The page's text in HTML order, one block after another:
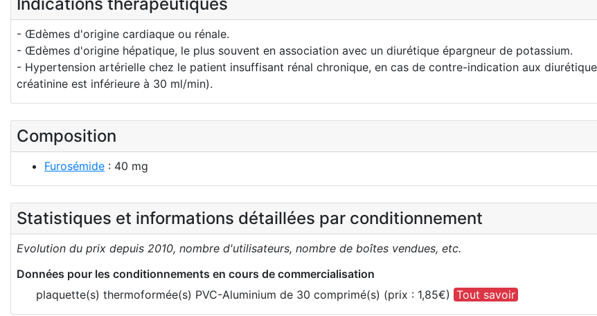
- Œdèmes d'origine cardiaque ou rénale.
- Œdèmes d'origine hépatique, le plus souvent en association avec un diurétique épargneur de potassium.
- Hypertension artérielle chez le patient insuffisant rénal chronique, en cas de contre-indication aux
créatinine est inférieure à 30 ml/min).
Composition
Furosémide : 40 mg
Statistiques et informations détaillées par conditionnement
Evolution du prix depuis 2010, nombre d'utilisateurs, nombre de boîtes vendues, etc.
Données pour les conditionnements en cours de commercialisation
plaquette(s) thermoformée(s) PVC-Aluminium de 30 comprimé(s) (prix : 1,85€) Tout savoir